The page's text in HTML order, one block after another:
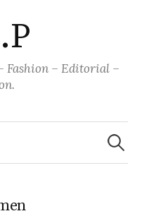
Fashion – Editorial –